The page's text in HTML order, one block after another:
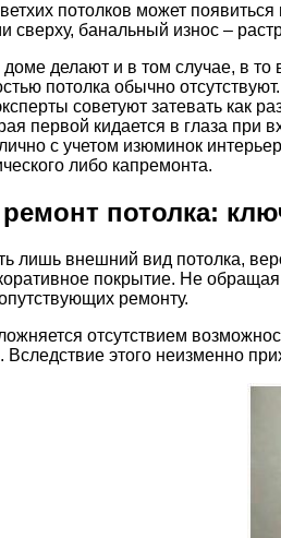
потолков может
сверху, банальный износ –
доме делают и в том случае, в
потолка обычно
советуют затевать как
первой кидается в глаза
с учетом изюминок
либо капремонта.
ремонт потолка:
лишь внешний вид потолка,
покрытие. Не
ремонту.
отсутствием
Вследствие этого неизменно